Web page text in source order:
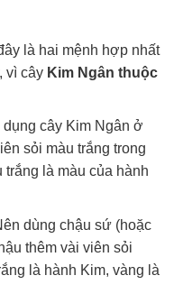
là hai mệnh hợp nhất
vì cây Kim Ngân thuộc
cây Kim Ngân ở
sỏi màu trắng trong
là màu của hành
dùng chậu sứ (hoặc
thêm vài viên sỏi
là hành Kim, vàng là